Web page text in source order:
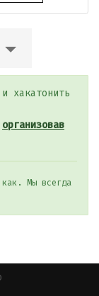
хакатонить
организовав
Мы всегда